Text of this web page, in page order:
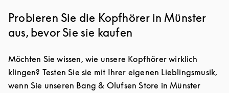
Probieren Sie die Kopfhörer in Münster
aus, bevor Sie sie kaufen
Möchten Sie wissen, wie unsere Kopfhörer wirklich
klingen? Testen Sie sie mit Ihrer eigenen Lieblingsmusik,
wenn Sie unseren Bang & Olufsen Store in Münster